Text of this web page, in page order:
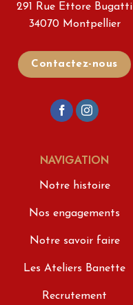
291 Rue Ettore Bugatti
34070 Montpellier
Contactez-nous
NAVIGATION
Notre histoire
Nos engagements
Notre savoir faire
Les Ateliers Banette
Recrutement